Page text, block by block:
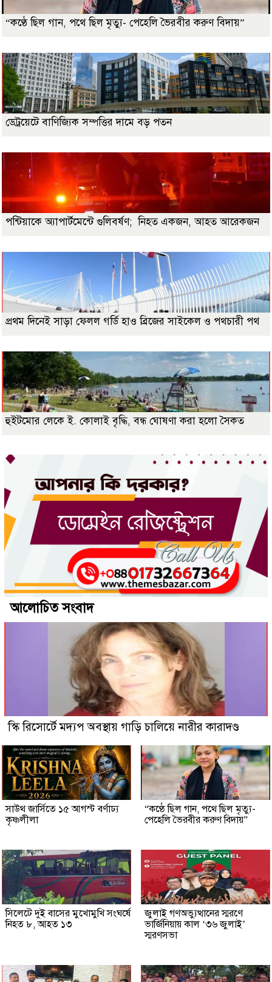
“কণ্ঠে ছিল গান, পথে ছিল মৃত্যু- পেহেলি ভৈরবীর করুণ বিদায়”
ডেট্রয়েটে বাণিজ্যিক সম্পত্তির দামে বড় পতন
পন্টিয়াকে অ্যাপার্টমেন্টে গুলিবর্ষণ; নিহত একজন, আহত আরেকজন
প্রথম দিনেই সাড়া ফেলল গর্ডি হাও ব্রিজের সাইকেল ও পথচারী পথ
হুইটমোর লেকে ই. কোলাই বৃদ্ধি, বন্ধ ঘোষণা করা হলো সৈকত
আলোচিত সংবাদ
স্কি রিসোর্টে মদ্যপ অবস্থায় গাড়ি চালিয়ে নারীর কারাদণ্ড
সাউথ জার্সিতে ১৫ আগস্ট বর্ণাঢ্য
কৃষ্ণলীলা
“কণ্ঠে ছিল গান, পথে ছিল মৃত্যু-
পেহেলি ভৈরবীর করুণ বিদায়”
সিলেটে দুই বাসের মুখোমুখি সংঘর্ষে
নিহত ৮, আহত ১৩
জুলাই গণঅভ্যুত্থানের স্মরণে
ভার্জিনিয়ায় কাল ‘৩৬ জুলাই’
স্মরণসভা